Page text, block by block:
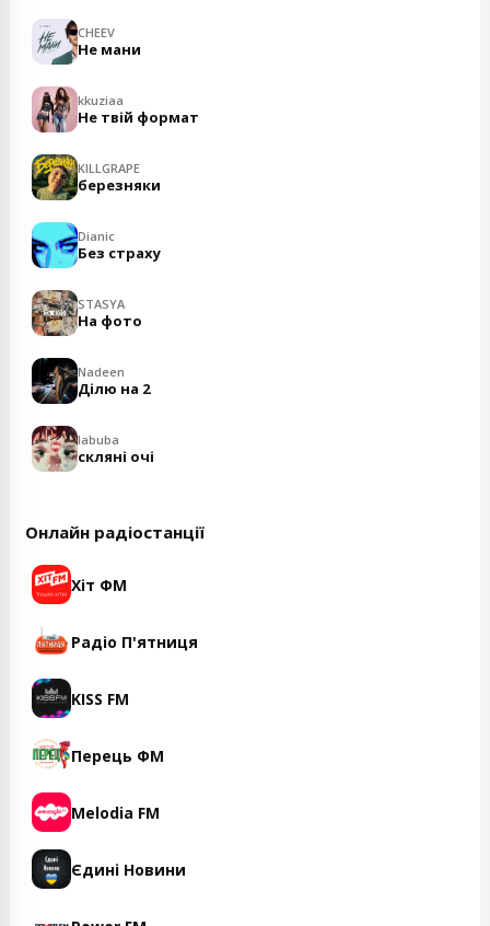
CHEEV
Не мани
kkuziaa
Не твій формат
KILLGRAPE
березняки
Dianic
Без страху
STASYA
На фото
Nadeen
Ділю на 2
labuba
скляні очі
Онлайн радіостанції
Хіт ФМ
Радіо П'ятниця
KISS FM
Перець ФМ
Melodia FM
Єдині Новини